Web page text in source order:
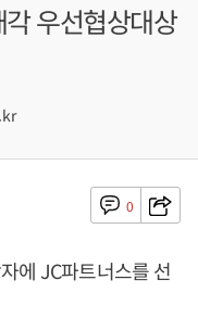
우선협상대상
0
에 JC파트너스를 선